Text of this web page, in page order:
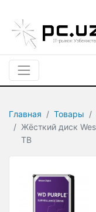
Главная Товары
Жёсткий диск
TB